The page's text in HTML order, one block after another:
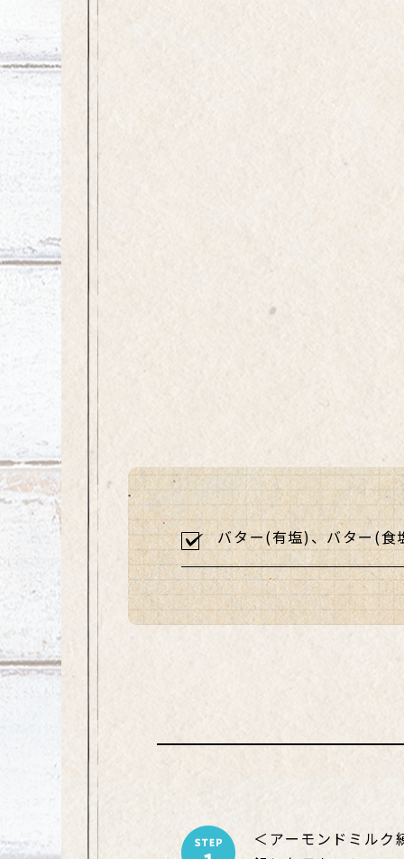
バター(有塩)、バター(食
＜アーモンドミルク